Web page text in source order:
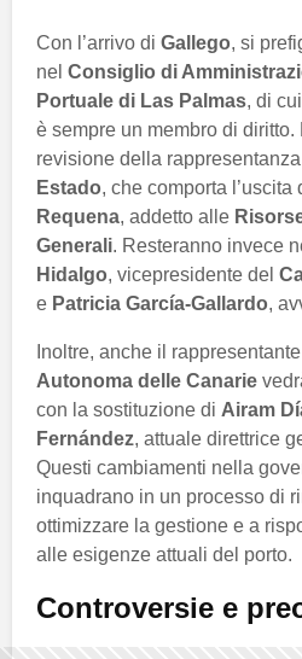
Con l’arrivo di Gallego, si
nel Consiglio di
Portuale di Las Palmas, di cui
è sempre un membro di diritto.
revisione della
Estado, che comporta l’uscita
Requena, addetto alle
Generali. Resteranno invece
Hidalgo, vicepresidente del
e Patricia García-Gallardo,
Inoltre, anche il
Autonoma delle Canarie
con la sostituzione di Airam
Fernández, attuale direttrice
Questi cambiamenti nella
inquadrano in un processo di
ottimizzare la gestione e a
alle esigenze attuali del porto.
Controversie e